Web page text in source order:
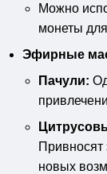
Можно
монеты
Эфирные
Пачули:
Привносят
новых